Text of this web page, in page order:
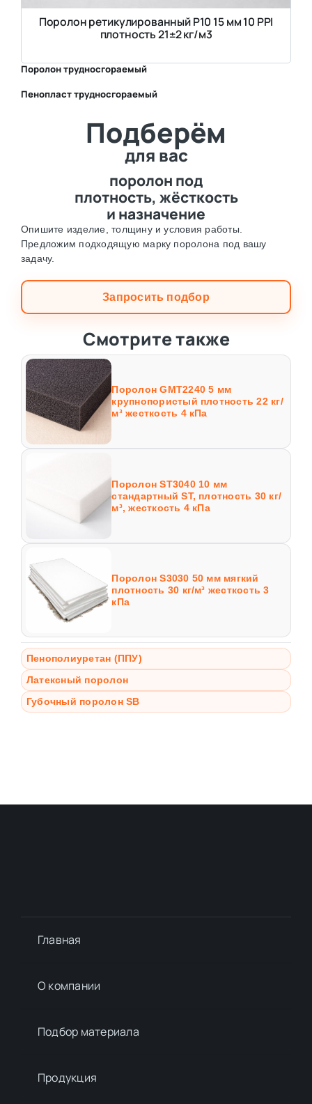
Поролон ретикулированный P10 15 мм 10 PPI
плотность 21±2 кг/м3
Поролон трудносгораемый
Пенопласт трудносгораемый
Подберём
для вас
поролон под
плотность, жёсткость
и назначение
Опишите изделие, толщину и условия работы.
Предложим подходящую марку поролона под вашу
задачу.
Запросить подбор
Смотрите также
Поролон GMT2240 5 мм
крупнопористый плотность 22 кг/
м³ жесткость 4 кПа
Поролон ST3040 10 мм
стандартный ST, плотность 30 кг/
м³, жесткость 4 кПа
Поролон S3030 50 мм мягкий
плотность 30 кг/м³ жесткость 3
кПа
Пенополиуретан (ППУ)
Латексный поролон
Губочный поролон SB
Главная
О компании
Подбор материалa
Продукция